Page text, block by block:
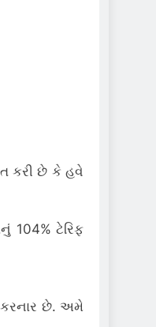
કરી છે કે હવે
104% ટેરિફ
કરનાર છે. અમે